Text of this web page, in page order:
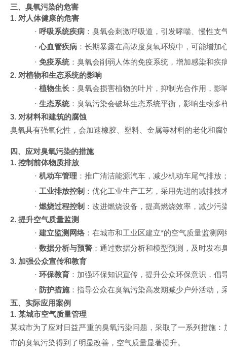
三、臭氧污染的危害
1. 对人体健康的危害
· 呼吸系统疾病 ：臭氧会刺激呼吸道，引发哮喘、慢性
·心血管疾病 ：长期暴露在高浓度臭氧环境中，可能增加
· 免疫系统：臭氧会削弱人体的免疫系统，增加感染和疾
2. 对植物和生态系统的影响
· 植物生长 ：臭氧会损害植物的叶片，抑制光合作用，影
· 生态系统：臭氧污染会破坏生态系统平衡，影响生物多
3. 对材料和建筑的腐蚀
臭氧具有强氧化性，会加速橡胶、塑料、金属等材料的老化和腐
四、应对臭氧污染的措施
1. 控制前体物质排放
· 机动车管理 ：推广清洁能源汽车，减少机动车尾气排放
· 工业排放控制 ：优化工业生产工艺，采用先进的减排
· 燃烧过程控制 ：改进燃烧设备，提高燃烧效率，减少污
2. 提升空气质量监测
· 建立监测网络 ：在城市和工业区建立*的空气质量监测
· 数据分析与预警 ：通过数据分析和模型预测，及时发
3. 加强公众宣传和教育
· 环保教育 ：加强环保知识宣传，提升公众环保意识，倡
· 防护措施：指导公众在臭氧污染高发期减少户外活动，
五、实际应用案例
1. 某城市空气质量管理
某城市为了应对日益严重的臭氧污染问题，采取了一系列措施
市的臭氧污染得到了明显改善，空气质量显著提升。